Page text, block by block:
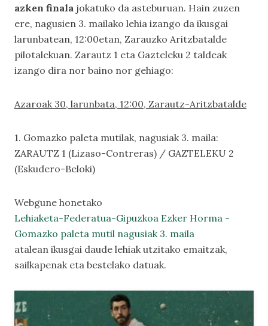
azken finala jokatuko da asteburuan. Hain zuzen
ere, nagusien 3. mailako lehia izango da ikusgai
larunbatean, 12:00etan, Zarauzko Aritzbatalde
pilotalekuan. Zarautz 1 eta Gazteleku 2 taldeak
izango dira nor baino nor gehiago:
Azaroak 30, larunbata, 12:00, Zarautz-Aritzbatalde
1. Gomazko paleta mutilak, nagusiak 3. maila:
ZARAUTZ 1 (Lizaso-Contreras) / GAZTELEKU 2
(Eskudero-Beloki)
Webgune honetako
Lehiaketa-Federatua-Gipuzkoa Ezker Horma -
Gomazko paleta mutil nagusiak 3. maila
atalean ikusgai daude lehiak utzitako emaitzak,
sailkapenak eta bestelako datuak.